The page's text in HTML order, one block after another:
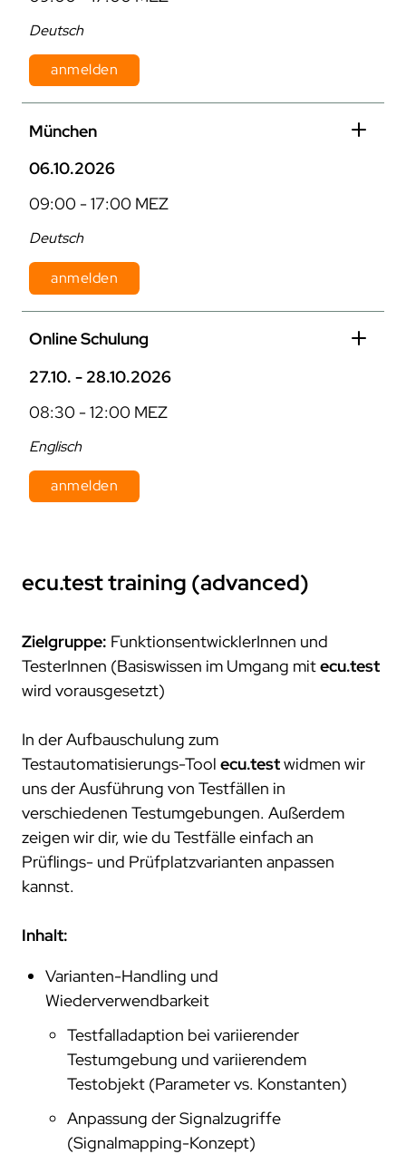
Deutsch
anmelden
Kosten: 870 € pro Person zzgl. MwSt.
München
06.10.2026
09:00 - 17:00 MEZ
Deutsch
anmelden
Kosten: 870 € pro Person zzgl. MwSt.
Online Schulung
27.10. - 28.10.2026
08:30 - 12:00 MEZ
Englisch
anmelden
ecu.testtraining (advanced)
Zielgruppe: FunktionsentwicklerInnen und
TesterInnen (Basiswissen im Umgang mitecu.test
wird vorausgesetzt)
In der Aufbauschulung zum
Testautomatisierungs-Tool ecu.testwidmen wir
uns der Ausführung von Testfällen in
verschiedenen Testumgebungen. Außerdem
zeigen wir dir, wie du Testfälle einfach an
Prüflings- und Prüfplatzvarianten anpassen
kannst.
Inhalt:
Varianten-Handling und
Wiederverwendbarkeit
Testfalladaption bei variierender
Testumgebung und variierendem
Testobjekt (Parameter vs. Konstanten)
Anpassung der Signalzugriffe
(Signalmapping-Konzept)